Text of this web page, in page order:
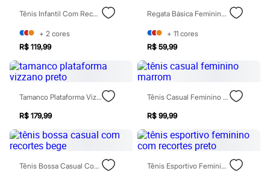
Disney
Homem Aranha
Minecraft
Naruto
Patrulha Canina
Sonic
Beleza
Kits
Perfumes árabes
Novidades
Cabelos
Condicionador
Escovas e Pentes
Tênis Infantil Com Recortes E Velcro Rosa
+ 2 cores
R$ 119,99
Regata Básica Feminina Canelada Rosa
+ 11 cores
R$ 59,99
Tamanco Plataforma Vizzano Preto
R$ 179,99
Tênis Casual Feminino Marrom
R$ 99,99
Tênis Bossa Casual Com Recortes Bege Tênis Esportivo Feminino Com Recortes Preto